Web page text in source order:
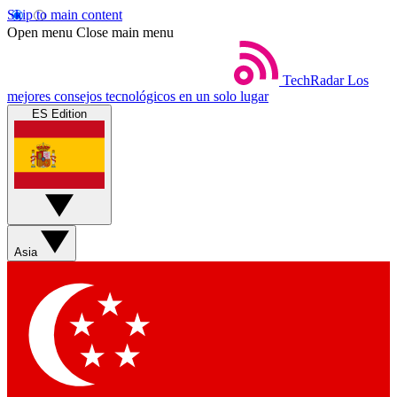
Skip to main content
Open menu Close main menu
TechRadar Los
mejores consejos tecnológicos en un solo lugar
ES Edition
Asia